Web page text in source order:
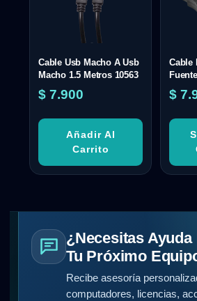
Cable Usb Macho A Usb
Macho 1.5 Metros 10563
$ 7.900
Añadir Al
Carrito
Cable
$
¿Necesitas
Tu Próximo
Recibe asesoría
computadores, licencias,